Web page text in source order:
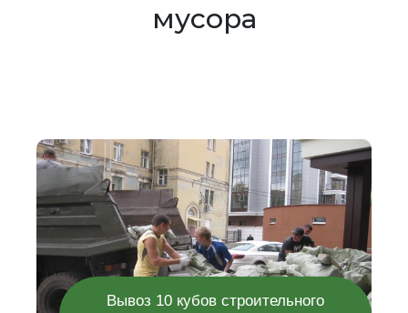
мусора
Вывоз 10 кубов строительного